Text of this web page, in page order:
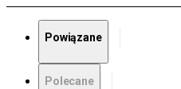
Powiązane
Polecane